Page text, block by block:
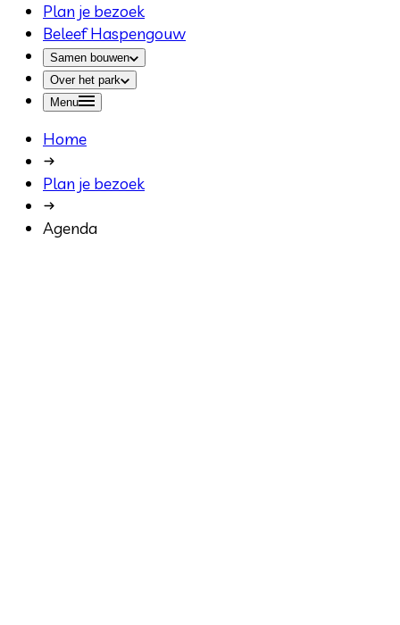
Plan je bezoek
Beleef Haspengouw
Samen bouwen
Over het park
Menu
Home
Plan je bezoek
Agenda